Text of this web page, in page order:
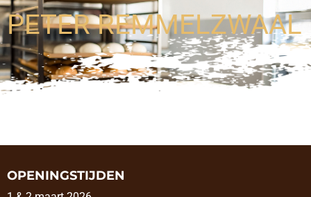
PETER REMMELZWAAL
OPENINGSTIJDEN